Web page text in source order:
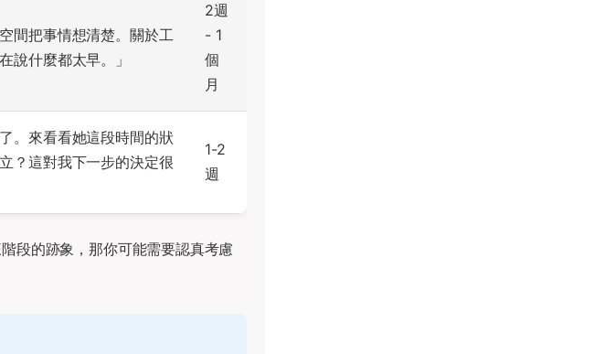
間把事情想清楚。關於工
說什麼都太早。」
2週
- 1
個
月
。來看看她這段時間的狀
？這對我下一步的決定很
1-2
週
段的跡象，那你可能需要認真考慮